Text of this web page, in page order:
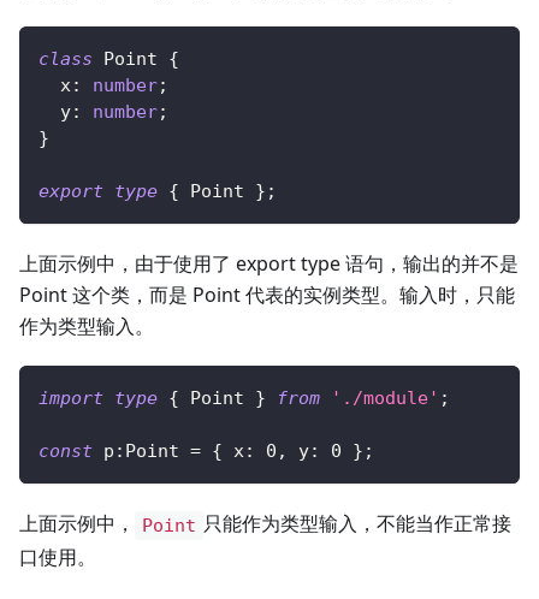
class Point
{
  x
: number;
  y
: number;
}
export type { Point } ;
上面示例中，由于使用了 export type 语句，输出的并不是
Point 这个类，而是 Point 代表的实例类型。输入时，只能
作为类型输入。
import type { Point } from './module' ;
const p : Point = { x: 0 , y: 0 } ;
上面示例中， Point 只能作为类型输入，不能当作正常接
口使用。